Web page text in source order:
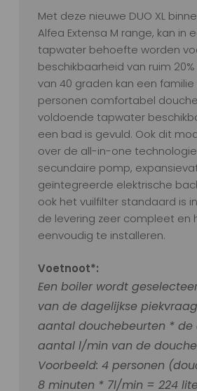
Met deze nieuwe DUO XL
Alfea Extensa M range, kan in
tapwater behoefte worden
beschikbaarheid van ruim
van 40 graden kan een familie
personen comfortabel
voldoende tapwater
een bad is gevuld. Ook dit
over de all-in-one
secundaire pomp,
geïntegreerde elektrische
ook het vuilfilter standaard is
de levering zeer compleet en
eenvoudig te installeren.
Voetnoot*:
Een boiler wordt
van de dagelijkse
aantal douchebeurten *
aantal l/min van de
Voorbeeld: 4 personen
8 minuten * 7l/min = 224